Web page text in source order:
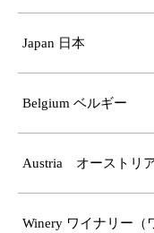
Japan 日本
Belgium ベルギー
Austria オーストリ
Winery ワイナリー（